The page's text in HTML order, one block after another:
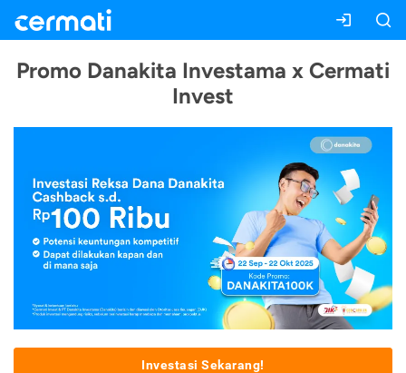
Promo Danakita Investama x Cermati
Invest
Investasi Sekarang!